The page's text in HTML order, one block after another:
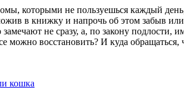
которыми не пользуешься каждый
в книжку и напрочь об этом забыв
не сразу, а, по закону подлости,
можно восстановить? И куда
кошка